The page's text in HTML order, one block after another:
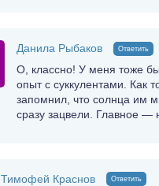
Данила Рыбаков Ответить
О, классно! У меня тоже
опыт с суккулентами. Как
запомнил, что солнца им
сразу зацвели. Главное —
Тимофей Краснов Ответить